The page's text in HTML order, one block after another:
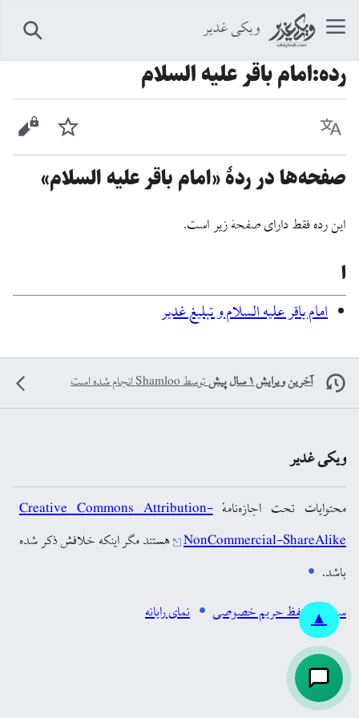
ویکی غدیر
رده:امام باقر عليه السلام
زبان پیگیری
صفحه‌ها در ردهٔ «امام باقر عليه السلام»
این رده فقط دارای صفحهٔ زیر است.
ا
امام باقر علیه السلام و تبلیغ غدیر
▲
آخرین ویرایش ۱ سال پیش توسطShamlooانجام شده است
ویکی غدیر
محتوایات تحت اجازه‌نامهٔCreative Commons Attribution-
NonCommercial-ShareAlike هستند مگر اینکه خلافش ذکر شده
باشد.
سیاست حفظ حریم خصوصی
نمای رایانه